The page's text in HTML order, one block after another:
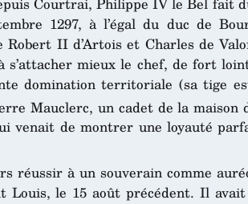
1297, à l’égal du duc de
Robert II d’Artois et Charles de
s’attacher mieux le chef, de fort
domination territoriale (sa tige
Mauclerc, un cadet de la
venait de montrer une loyauté
réussir à un souverain comme
Louis, le 15 août précédent. Il